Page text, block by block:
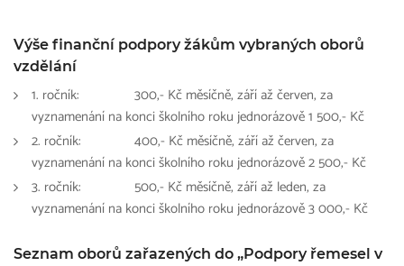
Výše finanční podpory žákům vybraných oborů
vzdělání
1. ročník:
300,- Kč měsíčně, září až červen, za
vyznamenání na konci školního roku jednorázově 1 500,- Kč
2. ročník:
400,- Kč měsíčně, září až červen, za
vyznamenání na konci školního roku jednorázově 2 500,- Kč
3. ročník:
500,- Kč měsíčně, září až leden, za
vyznamenání na konci školního roku jednorázově 3 000,- Kč
Seznam oborů zařazených do „Podpory řemesel v